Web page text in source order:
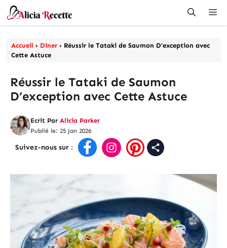
Aller
au
Accueil › Dîner › Réussir le Tataki de Saumon D’exception avec
Cette Astuce
Réussir le Tataki de Saumon
D’exception avec Cette Astuce
Ecrit Par Alicia Parker
Publié le: 25 Jan 2026
Suivez-nous sur :